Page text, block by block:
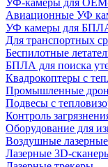
УФ-камеры для
Авиационные УФ
УФ камеры для
Для транспортных
Беспилотные
БПЛА для поиска
Квадрокоптеры с
Промышленные
Подвесы с
Контроль
Оборудование для
Воздушные
Лазерные 3D-